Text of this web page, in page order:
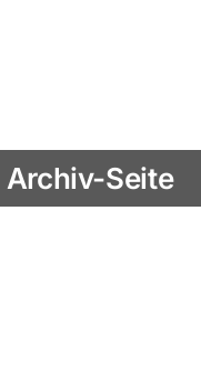
Archiv-Seite